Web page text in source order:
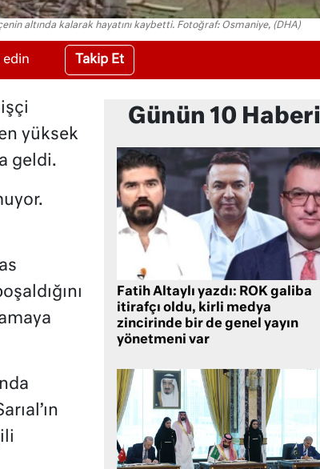
altında kalarak hayatını kaybetti. Fotoğraf: Osmaniye, (DHA)
edin Takip Et
yüksek
geldi.
Günün 10 Haberi
Fatih Altaylı yazdı: ROK galiba
itirafçı oldu, kirli medya
zincirinde bir de genel yayın
yönetmeni var